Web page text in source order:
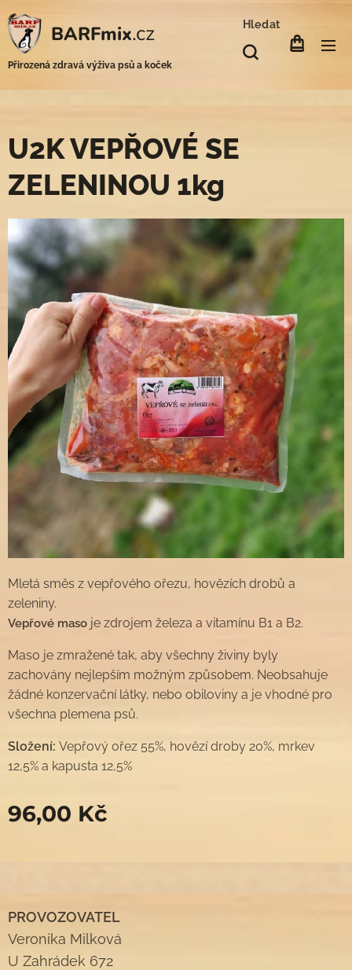
BARFmix.cz
Přirozená zdravá výživa psů a koček
Hledat
U2K VEPŘOVÉ SE
ZELENINOU 1kg
Mletá směs z vepřového ořezu, hovězích drobů a
zeleniny.
Vepřové maso je zdrojem železa a vitamínu B1 a B2.
Maso je zmražené tak, aby všechny živiny byly
zachovány nejlepším možným způsobem. Neobsahuje
žádné konzervační látky, nebo obiloviny a je vhodné pro
všechna plemena psů.
Složení: Vepřový ořez 55%, hovězí droby 20%, mrkev
12,5% a kapusta 12,5%
96,00 Kč
PROVOZOVATEL
Veronika Milková
U Zahrádek 672